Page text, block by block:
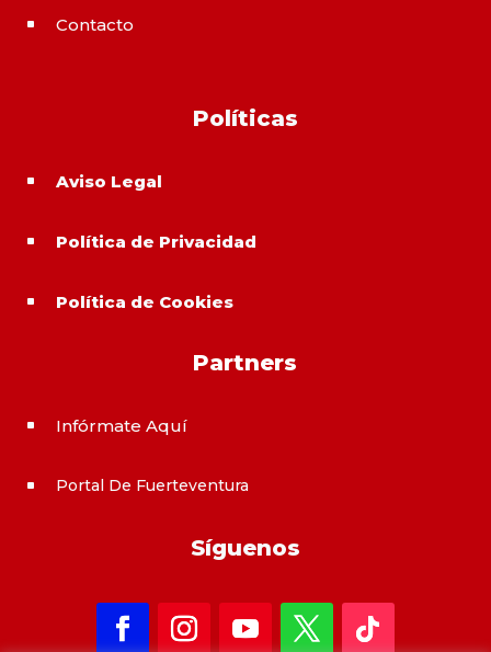
^ Contacto
Políticas
^ Aviso Legal
^ Política de Privacidad
^ Política de Cookies
Partners
^ Infórmate Aquí
^ Portal De Fuerteventura
Síguenos